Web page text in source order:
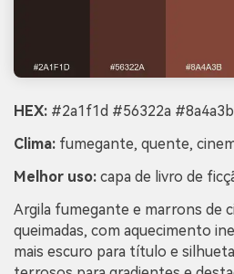
HEX: #2a1f1d #56322a
Clima: fumegante, quente,
Melhor uso: capa de livro de
Argila fumegante e marrons de
queimadas, com aquecimento
mais escuro para título e